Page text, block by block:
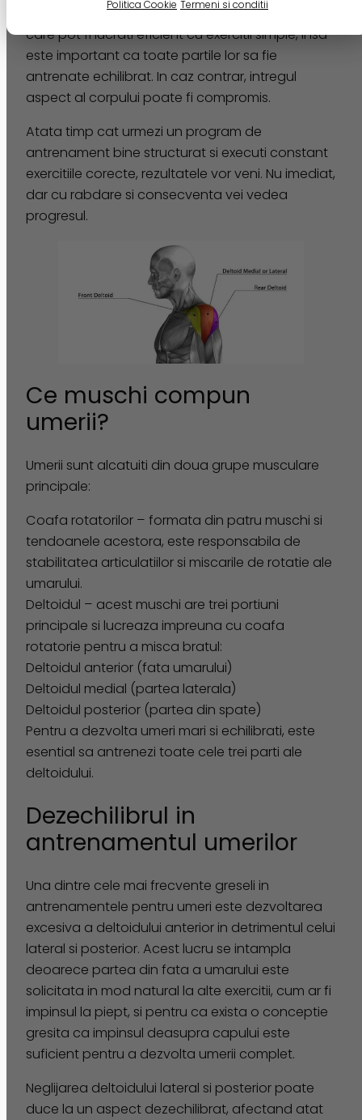
de antrenat. Acestia sunt muschi relativ mici,
care pot fi lucrati eficient cu exercitii simple, insa
este important ca toate partile lor sa fie
antrenate echilibrat. In caz contrar, intregul
aspect al corpului poate fi compromis.
Atata timp cat urmezi un program de
antrenament bine structurat si executi constant
exercitiile corecte, rezultatele vor veni. Nu imediat,
dar cu rabdare si consecventa vei vedea
progresul.
Ce muschi compun
umerii?
Umerii sunt alcatuiti din doua grupe musculare
principale:
Coafa rotatorilor – formata din patru muschi si
tendoanele acestora, este responsabila de
stabilitatea articulatiilor si miscarile de rotatie ale
umarului.
Deltoidul – acest muschi are trei portiuni
principale si lucreaza impreuna cu coafa
rotatorie pentru a misca bratul:
Deltoidul anterior (fata umarului)
Deltoidul medial (partea laterala)
Deltoidul posterior (partea din spate)
Pentru a dezvolta umeri mari si echilibrati, este
esential sa antrenezi toate cele trei parti ale
deltoidului.
Dezechilibrul in
antrenamentul umerilor
Una dintre cele mai frecvente greseli in
antrenamentele pentru umeri este dezvoltarea
excesiva a deltoidului anterior in detrimentul celui
lateral si posterior. Acest lucru se intampla
deoarece partea din fata a umarului este
solicitata in mod natural la alte exercitii, cum ar fi
impinsul la piept, si pentru ca exista o conceptie
gresita ca impinsul deasupra capului este
suficient pentru a dezvolta umerii complet.
Neglijarea deltoidului lateral si posterior poate
duce la un aspect dezechilibrat, afectand atat
Politica Cookie Termeni si conditii